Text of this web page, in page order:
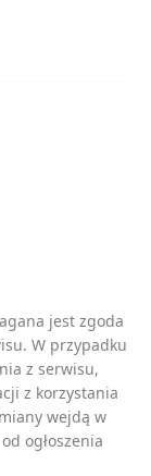
jest zgoda
. W przypadku
z serwisu,
z korzystania
wejdą w
ogłoszenia